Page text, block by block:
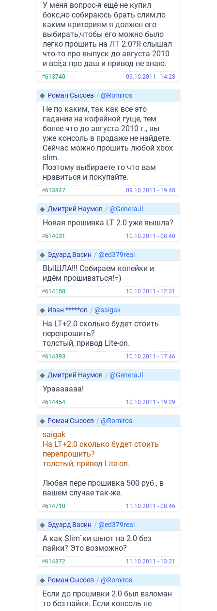
У меня вопрос-я ещё не купил
бокс,но собираюсь брать слим,по
каким критериям я должен его
выбирать,чтобы его можно было
легко прошить на ЛТ 2.0?Я слышал
что-то про выпуск до августа 2010
и всё,а про даш и привод не знаю.
#613740 09.10.2011 - 14:28
◆ Роман Сысоев / @Romiros
Не по каким, так как все это
гадание на кофейной гуще, тем
более что до августа 2010 г., вы
уже консоль в продаже не найдете.
Сейчас можно прошить любой xbox
slim.
Поэтому выбираете то что вам
нравиться и покупайте.
#613847 09.10.2011 - 19:48
◆ Дмитрий Наумов / @GeneraJl
Новая прошивка LT 2.0 уже вышла?
#614031 10.10.2011 - 08:40
◆ Эдуард Васин / @ed379real
ВЫШЛА!!! Собираем копейки и
идём прошиваться!=)
#614158 10.10.2011 - 12:31
◆ Иван *****ов / @saigak
На LT+2.0 сколько будет стоить
перепрошить?
толстый, привод Lite-on.
#614393 10.10.2011 - 17:46
◆ Дмитрий Наумов / @GeneraJl
Урааааааа!
#614454 10.10.2011 - 19:39
◆ Роман Сысоев / @Romiros
saigak
На LT+2.0 сколько будет стоить
перепрошить?
толстый, привод Lite-on.
Любая пере прошивка 500 руб., в
вашем случае так-же.
#614710 11.10.2011 - 08:46
◆ Эдуард Васин / @ed379real
А как Slim`ки шьют на 2.0 без
пайки? Это возможно?
#614872 11.10.2011 - 13:21
◆ Роман Сысоев / @Romiros
Если до прошивки 2.0 был взломан
то без пайки. Если консоль не